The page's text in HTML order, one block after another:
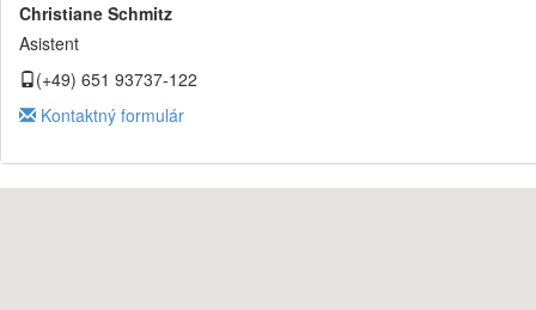
Christiane Schmitz
Asistent
(+49) 651 93737-122
Kontaktný formulár